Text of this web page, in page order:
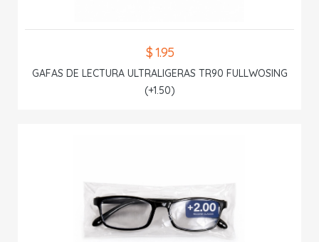
$ 1.95
GAFAS DE LECTURA ULTRALIGERAS TR90 FULLWOSING
(+1.50)